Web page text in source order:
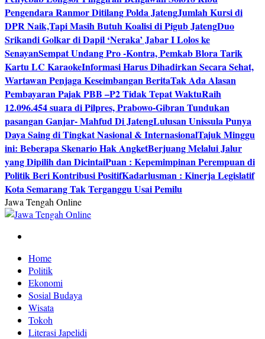
Pengendara Ranmor Ditilang Polda JatengJumlah Kursi di
DPR Naik,Tapi Masih Butuh Koalisi di Pigub JatengDuo
Srikandi Golkar di Dapil ‘Neraka’ Jabar I Lolos ke
SenayanSempat Undang Pro -Kontra, Pemkab Blora Tarik
Kartu LC KaraokeInformasi Harus Dihadirkan Secara Sehat,
Wartawan Penjaga Keseimbangan BeritaTak Ada Alasan
Pembayaran Pajak PBB –P2 Tidak Tepat WaktuRaih
12.096.454 suara di Pilpres, Prabowo-Gibran Tundukan
pasangan Ganjar- Mahfud Di JatengLulusan Unissula Punya
Daya Saing di Tingkat Nasional & InternasionalTajuk Minggu
ini: Beberapa Skenario Hak AngketBerjuang Melalui Jalur
yang Dipilih dan DicintaiPuan : Kepemimpinan Perempuan di
Politik Beri Kontribusi PositifKadarlusman : Kinerja Legislatif
Kota Semarang Tak Terganggu Usai Pemilu
Jawa Tengah Online
Berita Jawa Tengah Terbaru dan Terkini
Home
Politik
Ekonomi
Sosial Budaya
Wisata
Tokoh
Literasi Japelidi